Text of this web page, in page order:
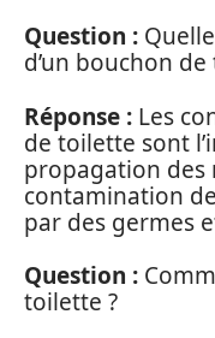
Question :
d’un bouchon
Réponse : Les
de toilette sont
propagation des
contamination
par des germes
Question :
toilette ?